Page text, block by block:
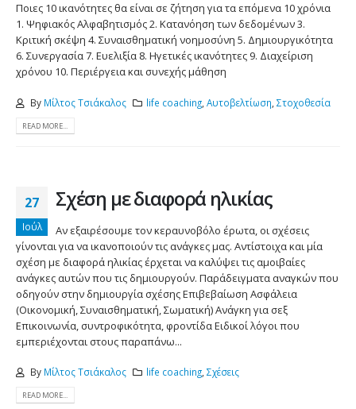
Ποιες 10 ικανότητες θα είναι σε ζήτηση για τα επόμενα 10 χρόνια
1. Ψηφιακός Αλφαβητισμός 2. Κατανόηση των δεδομένων 3.
Κριτική σκέψη 4. Συναισθηματική νοημοσύνη 5. Δημιουργικότητα
6. Συνεργασία 7. Ευελιξία 8. Ηγετικές ικανότητες 9. Διαχείριση
χρόνου 10. Περιέργεια και συνεχής μάθηση
By Μίλτος Τσιάκαλος life coaching ,Αυτοβελτίωση ,Στοχοθεσία
READ MORE...
27
Ιούλ
Σχέση με διαφορά ηλικίας
Αν εξαιρέσουμε τον κεραυνοβόλο έρωτα, οι σχέσεις
γίνονται για να ικανοποιούν τις ανάγκες μας. Αντίστοιχα και μία
σχέση με διαφορά ηλικίας έρχεται να καλύψει τις αμοιβαίες
ανάγκες αυτών που τις δημιουργούν. Παράδειγματα αναγκών που
οδηγούν στην δημιουργία σχέσης Επιβεβαίωση Ασφάλεια
(Οικονομική, Συναισθηματική, Σωματική) Ανάγκη για σεξ
Επικοινωνία, συντροφικότητα, φροντίδα Ειδικοί λόγοι που
εμπεριέχονται στους παραπάνω...
By Μίλτος Τσιάκαλος life coaching,Σχέσεις
READ MORE...